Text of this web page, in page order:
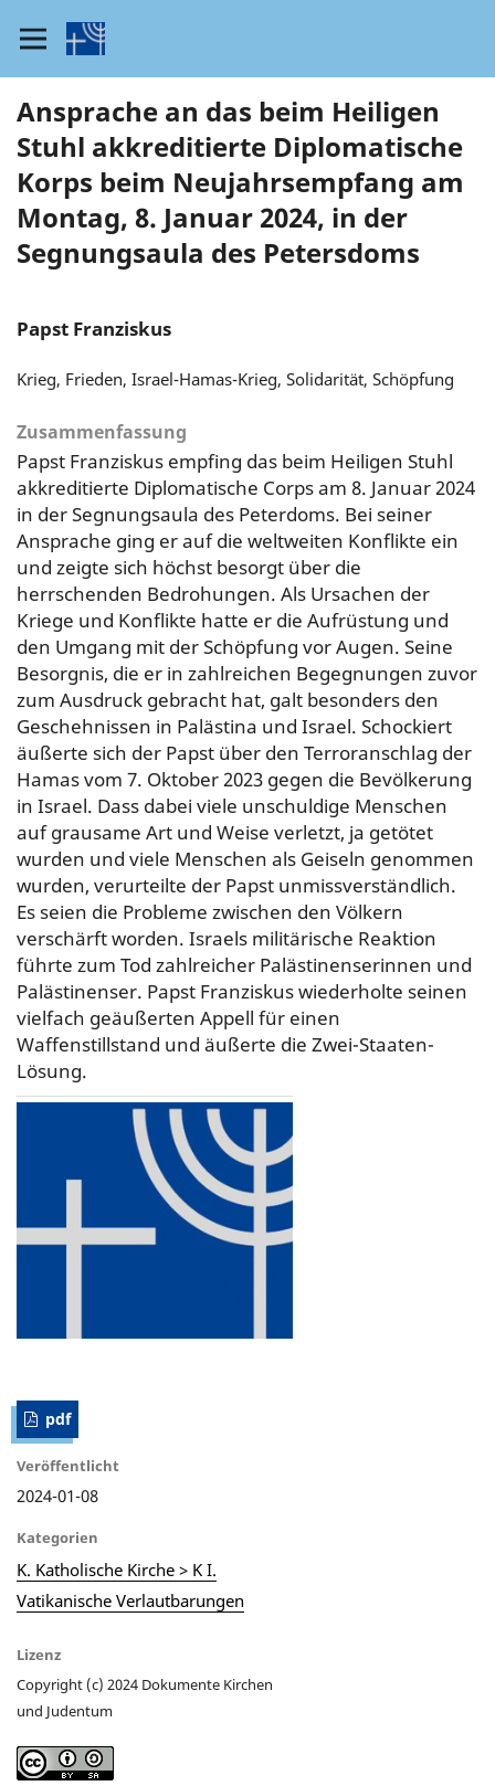
Ansprache an das beim Heiligen
Stuhl akkreditierte Diplomatische
Korps beim Neujahrsempfang am
Montag, 8. Januar 2024, in der
Segnungsaula des Petersdoms
Papst Franziskus
Krieg, Frieden, Israel-Hamas-Krieg, Solidarität, Schöpfung
Zusammenfassung
Papst Franziskus empfing das beim Heiligen Stuhl
akkreditierte Diplomatische Corps am 8. Januar 2024
in der Segnungsaula des Peterdoms. Bei seiner
Ansprache ging er auf die weltweiten Konflikte ein
und zeigte sich höchst besorgt über die
herrschenden Bedrohungen. Als Ursachen der
Kriege und Konflikte hatte er die Aufrüstung und
den Umgang mit der Schöpfung vor Augen. Seine
Besorgnis, die er in zahlreichen Begegnungen zuvor
zum Ausdruck gebracht hat, galt besonders den
Geschehnissen in Palästina und Israel. Schockiert
äußerte sich der Papst über den Terroranschlag der
Hamas vom 7. Oktober 2023 gegen die Bevölkerung
in Israel. Dass dabei viele unschuldige Menschen
auf grausame Art und Weise verletzt, ja getötet
wurden und viele Menschen als Geiseln genommen
wurden, verurteilte der Papst unmissverständlich.
Es seien die Probleme zwischen den Völkern
verschärft worden. Israels militärische Reaktion
führte zum Tod zahlreicher Palästinenserinnen und
Palästinenser. Papst Franziskus wiederholte seinen
vielfach geäußerten Appell für einen
Waffenstillstand und äußerte die Zwei-Staaten-
Lösung.
pdf
Veröffentlicht
2024-01-08
Kategorien
K. Katholische Kirche > K I.
Vatikanische Verlautbarungen
Lizenz
Copyright (c) 2024 Dokumente Kirchen
und Judentum